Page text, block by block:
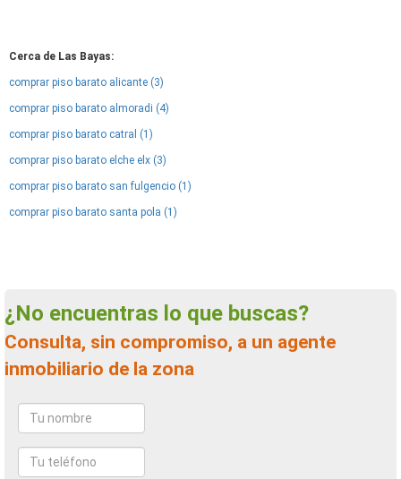
Cerca de Las Bayas:
comprar piso barato alicante (3)
comprar piso barato almoradi (4)
comprar piso barato catral (1)
comprar piso barato elche elx (3)
comprar piso barato san fulgencio (1)
comprar piso barato santa pola (1)
¿No encuentras lo que buscas?
Consulta, sin compromiso, a un agente
inmobiliario de la zona